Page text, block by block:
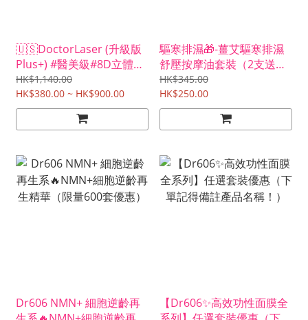
🇺🇸DoctorLaser (升級版
Plus+) #醫美級#8D立體外
泌體玻尿酸無菌原液（現
貨）
HK$1,140.00
HK$380.00 ~ HK$900.00
驅寒排濕🎁-薑艾驅寒排濕
舒壓按摩油套裝（2支送按
摩刷）
HK$345.00
HK$250.00
Dr606 NMN+ 細胞逆齡再
【Dr606✨高效功性面膜全